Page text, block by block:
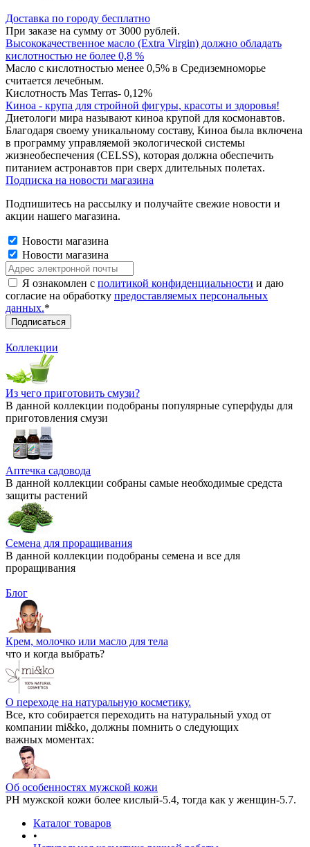
Доставка по городу бесплатно
При заказе на сумму от 3000 рублей.
Высококачественное масло (Extra Virgin) должно обладать
кислотностью не более 0,8 %
Масло с кислотностью менее 0,5% в Средиземноморье
считается лечебным.
Кислотность Mas Terras- 0,12%
Киноа - крупа для стройной фигуры, красоты и здоровья!
Диетологи мира называют киноа крупой для космонавтов.
Благодаря своему уникальному составу, Киноа была включена
в программу управляемой экологической системы
жизнеобеспечения (CELSS), которая должна обеспечить
питанием астронавтов при сверх длительных полетах.
Подписка на новости магазина
Подпишитесь на рассылку и получайте свежие новости и
акции нашего магазина.
Новости магазина
Новости магазина
Я ознакомлен с политикой конфиденциальности и даю
согласие на обработку предоставляемых персональных
данных.*
Коллекции
Из чего приготовить смузи?
В данной коллекции подобраны популярные суперфуды для
приготовления смузи
Аптечка садовода
В данной коллекции собраны самые необходимые средста
защиты растений
Семена для проращивания
В данной коллекции подобраны семена и все для
проращивания
Блог
Крем, молочко или масло для тела
что и когда выбрать?
О переходе на натуральную косметику.
Все, кто собирается переходить на натуральный уход от
компании mi&ko, должны помнить о следующих
важных моментах:
Об особенностях мужской кожи
РН мужской кожи более кислый-5.4, тогда как у женщин-5.7.
Каталог товаров
•